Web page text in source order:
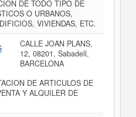
DE TODO TIPO DE
O URBANOS,
VIVIENDAS, ETC.
CALLE JOAN PLANS,
12, 08201, Sabadell,
BARCELONA
DE ARTICULOS DE
Y ALQUILER DE